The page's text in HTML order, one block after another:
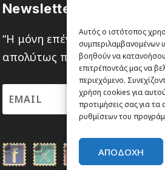
Αυτός ο ιστότοπος
συμπεριλαμβανομένων
βοηθούν να
επιτρέποντάς μας να
περιεχόμενο.
χρήση cookies για
προτιμήσεις σας για
ρυθμίσεων του
ΑΠΟΔΟΧΗ
Newsletter
“H μόνη επένδυση από την
απολύτως πιθανότητα να